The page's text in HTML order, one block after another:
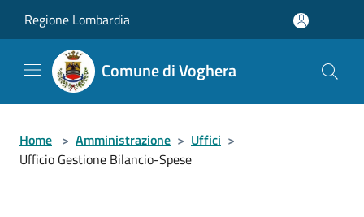
Regione Lombardia
Comune di Voghera
Home > Amministrazione > Uffici >
Ufficio Gestione Bilancio-Spese